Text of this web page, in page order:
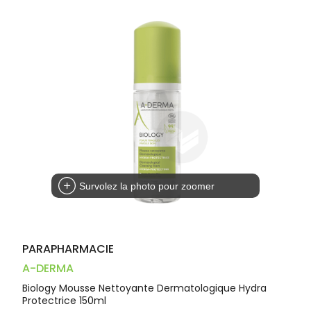
Survolez la photo pour zoomer
PARAPHARMACIE
A-DERMA
Biology Mousse Nettoyante Dermatologique Hydra
Protectrice 150ml